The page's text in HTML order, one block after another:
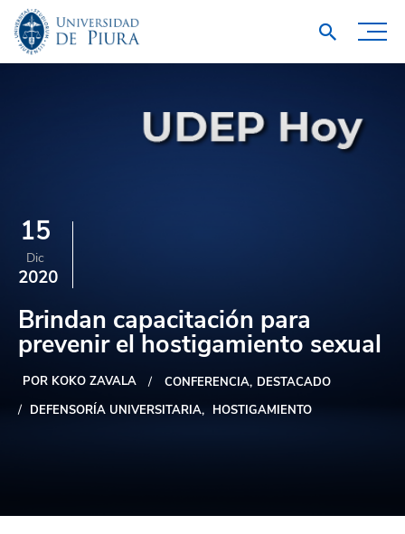
15
Dic
2020
Brindan capacitación para
prevenir el hostigamiento sexual
POR KOKO ZAVALA CONFERENCIA DESTACADO
DEFENSORÍA UNIVERSITARIA
HOSTIGAMIENTO